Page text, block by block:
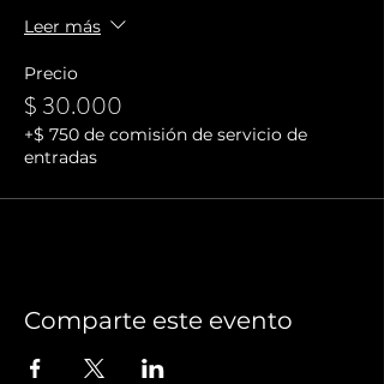
Leer más
Precio
$ 30.000
+$ 750 de comisión de servicio de
entradas
Comparte este evento